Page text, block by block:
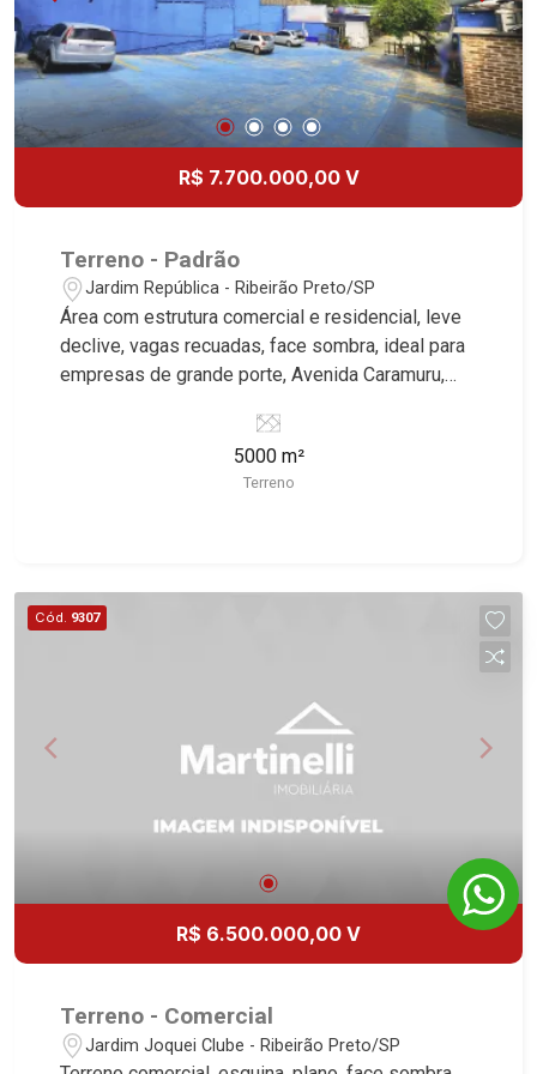
R$ 7.700.000,00 V
Terreno - Padrão
Jardim República - Ribeirão Preto/SP
Área com estrutura comercial e residencial, leve
declive, vagas recuadas, face sombra, ideal para
empresas de grande porte, Avenida Caramuru,
5000 m²
Terreno
Cód. 9307
R$ 6.500.000,00 V
Terreno - Comercial
Jardim Joquei Clube - Ribeirão Preto/SP